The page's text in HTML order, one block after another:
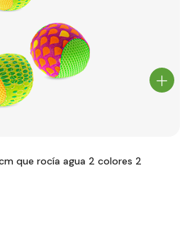
que rocía agua 2 colores 2